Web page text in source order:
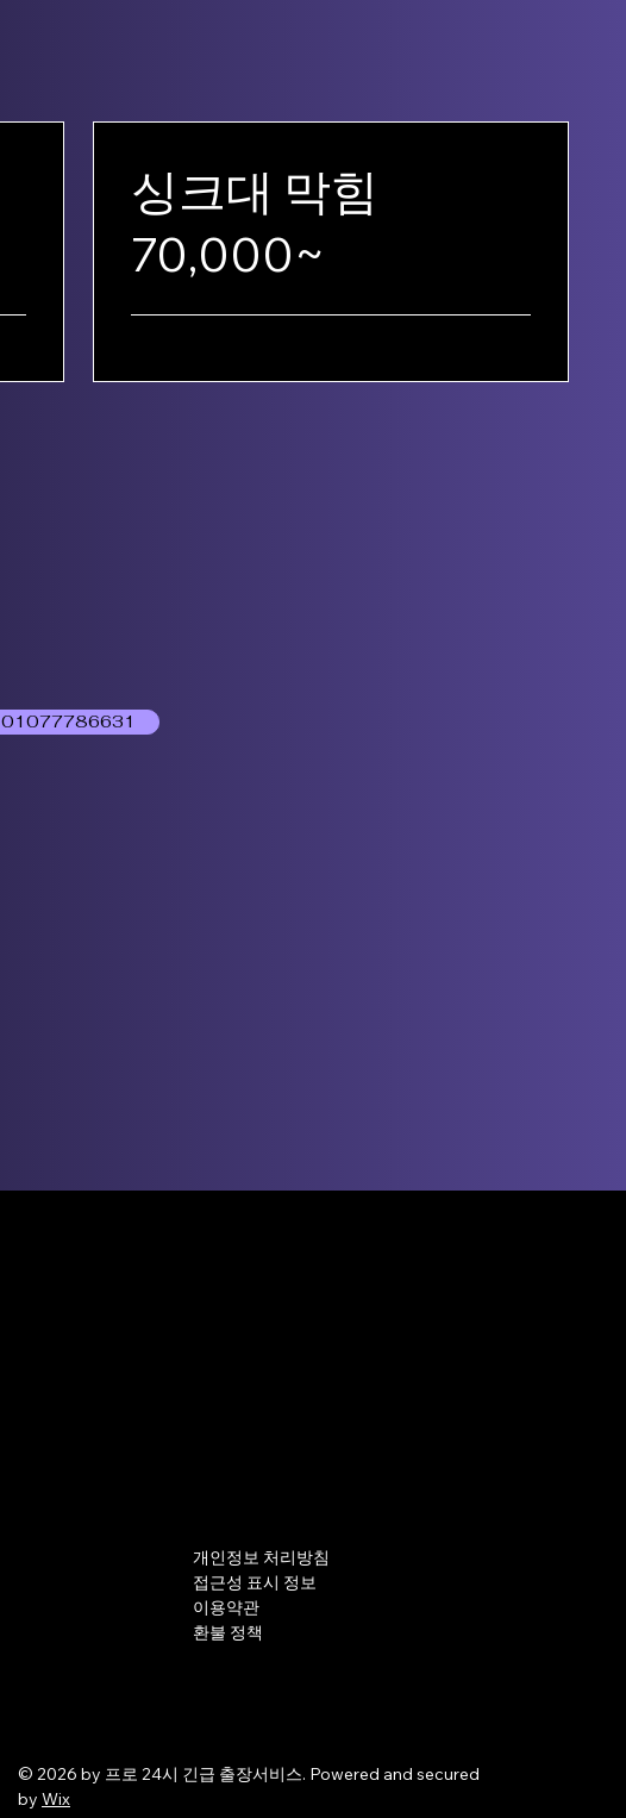
싱크대 막힘
70,000~
01077786631
개인정보 처리방침
접근성 표시 정보
이용약관
환불 정책
© 2026 by 프로 24시 긴급 출장서비스. Powered and secured
by Wix